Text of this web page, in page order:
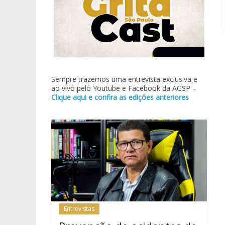
Sempre trazemos uma entrevista exclusiva e
ao vivo pelo Youtube e Facebook da AGSP –
Clique aqui e confira as edições anteriores
Entrevistas